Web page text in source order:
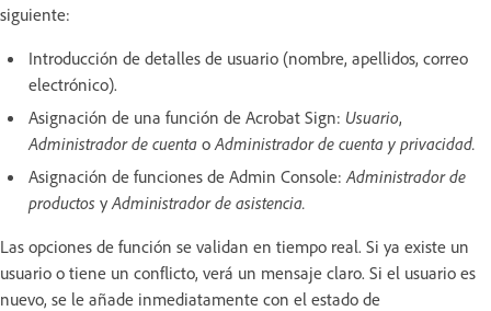
siguiente:
Introducción de detalles de usuario (nombre, apellidos, correo
electrónico).
Asignación de una función de Acrobat Sign: Usuario,
Administrador de cuenta o Administrador de cuenta y privacidad.
Asignación de funciones de Admin Console: Administrador de
productos y Administrador de asistencia.
Las opciones de función se validan en tiempo real. Si ya existe un
usuario o tiene un conflicto, verá un mensaje claro. Si el usuario es
nuevo, se le añade inmediatamente con el estado de